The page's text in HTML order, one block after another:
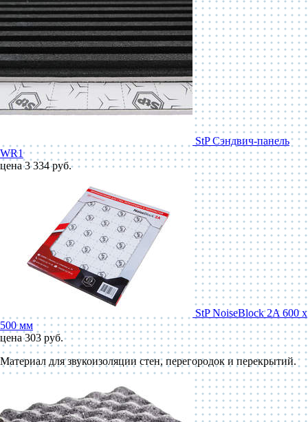
StP Сэндвич-панель
WR1
цена 3 334 руб.
StP NoiseBlock 2A 600 x
500 мм
цена 303 руб.
Материал для звукоизоляции стен, перегородок и перекрытий.